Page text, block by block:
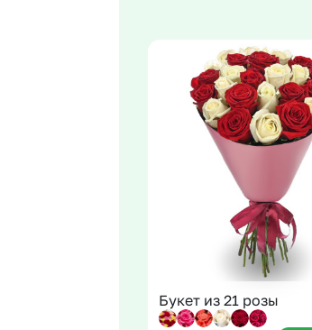
Гипсофила
Гортензии
Ирисы
Букет из 21 розы